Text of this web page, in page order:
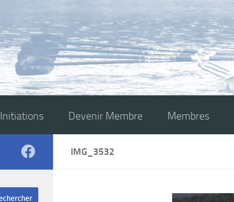
Initiations Devenir Membre Membres
IMG_3532